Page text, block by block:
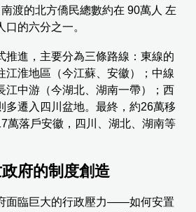
渡的北方僑民總數約在 90萬人 左
的六分之一。
推進，主要分為三條路線：東線的
江淮地區（今江蘇、安徽）；中線
江中游（今湖北、湖南一帶）；西
多遷入四川盆地。最終，約26萬移
萬落戶安徽，四川、湖北、湖南等
府的制度創造
面臨巨大的行政壓力——如何安置